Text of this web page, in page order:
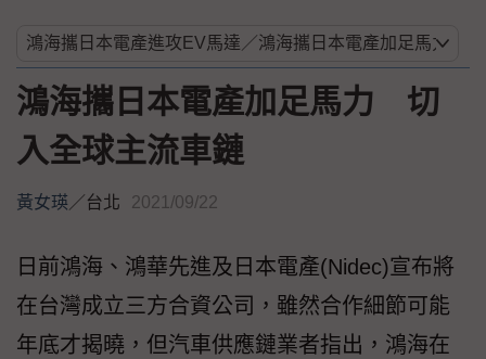
鴻海攜日本電產加足馬力 切
入全球主流車鏈
黃女瑛／台北 2021/09/22
日前鴻海、鴻華先進及日本電產(Nidec)宣布將
在台灣成立三方合資公司，雖然合作細節可能
年底才揭曉，但汽車供應鏈業者指出，鴻海在